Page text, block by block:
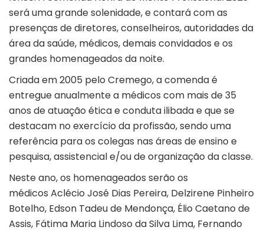
será uma grande solenidade, e contará com as
presenças de diretores, conselheiros, autoridades da
área da saúde, médicos, demais convidados e os
grandes homenageados da noite.
Criada em 2005 pelo Cremego, a comenda é
entregue anualmente a médicos com mais de 35
anos de atuação ética e conduta ilibada e que se
destacam no exercício da profissão, sendo uma
referência para os colegas nas áreas de ensino e
pesquisa, assistencial e/ou de organização da classe.
Neste ano, os homenageados serão os
médicos Aclécio José Dias Pereira, Delzirene Pinheiro
Botelho, Edson Tadeu de Mendonça, Élio Caetano de
Assis, Fátima Maria Lindoso da Silva Lima, Fernando